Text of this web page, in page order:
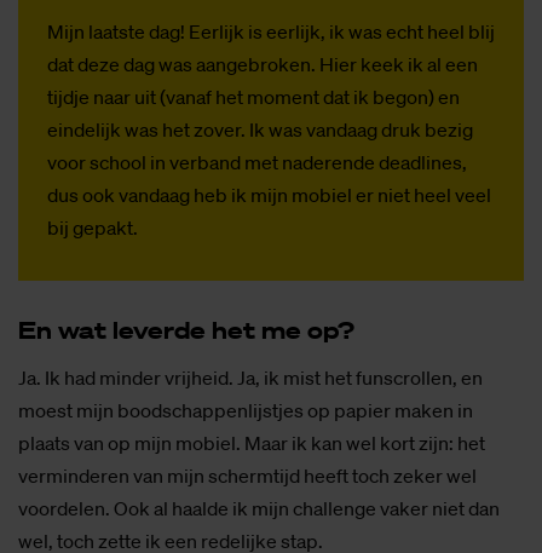
Mijn laatste dag! Eerlijk is eerlijk, ik was echt heel blij
dat deze dag was aangebroken. Hier keek ik al een
tijdje naar uit (vanaf het moment dat ik begon) en
eindelijk was het zover. Ik was vandaag druk bezig
voor school in verband met naderende deadlines,
dus ook vandaag heb ik mijn mobiel er niet heel veel
bij gepakt.
En wat le­ver­de het me op?
Ja. Ik had minder vrijheid. Ja, ik mist het funscrollen, en
moest mijn boodschappenlijstjes op papier maken in
plaats van op mijn mobiel. Maar ik kan wel kort zijn: het
verminderen van mijn schermtijd heeft toch zeker wel
voordelen. Ook al haalde ik mijn challenge vaker niet dan
wel, toch zette ik een redelijke stap.